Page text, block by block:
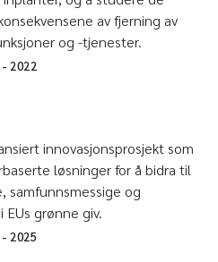
av fjerning av
og -tjenester.
2022
innovasjonsprosjekt som
løsninger for å bidra til
samfunnsmessige og
grønne giv.
- 2025